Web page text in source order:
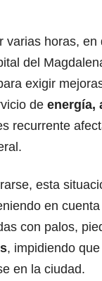
varias horas, en
del
exigir
de energía,
recurrente
esta
en
con palos,
, impidiendo
en la ciudad.